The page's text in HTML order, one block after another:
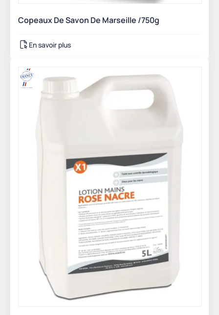
Copeaux De Savon De Marseille /750g
En savoir plus